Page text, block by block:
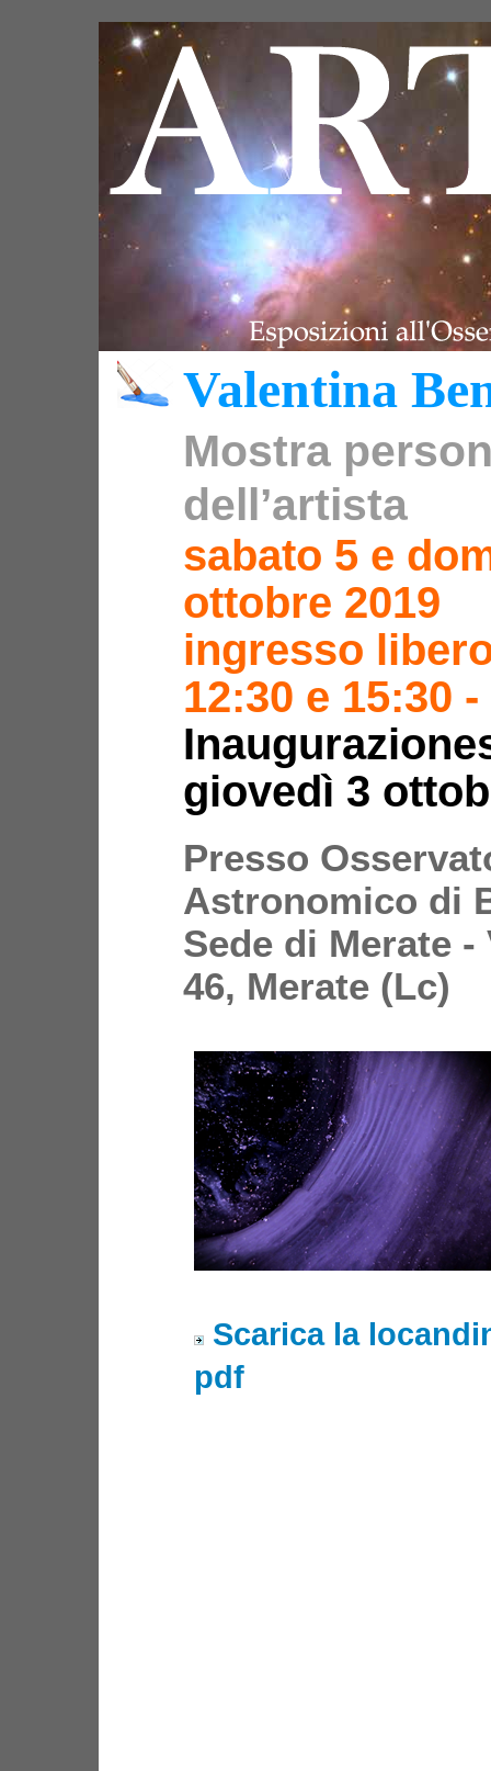
Valentina
Mostra
dell’artista
sabato 5 e
ottobre 2019
ingresso
12:30 e 15:30
giovedì 3
Presso
Astronomico di
Sede di Merate
46, Merate (Lc)
Scarica la
pdf